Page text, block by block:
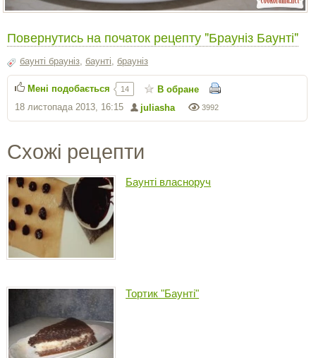
Повернутись на початок рецепту "Брауніз Баунті"
баунті брауніз баунті брауніз
3992
juliasha
18 листопада 2013, 16:15
Мені подобається 14 В обране
Схожі рецепти
Баунті власноруч
Тортик "Баунті"